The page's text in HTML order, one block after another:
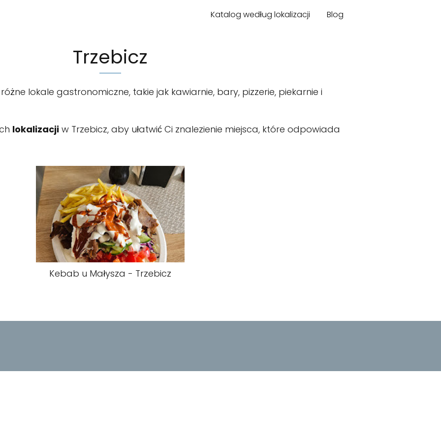
Katalog według lokalizacji Blog
Trzebicz
lokale gastronomiczne, takie jak kawiarnie, bary, pizzerie, piekarnie i
lokalizacji w Trzebicz, aby ułatwić Ci znalezienie miejsca, które odpowiada
Kebab u Małysza - Trzebicz